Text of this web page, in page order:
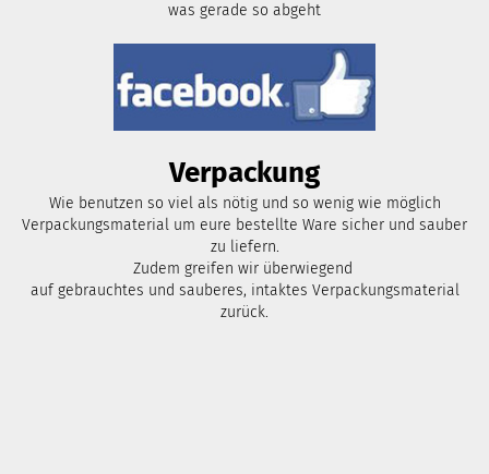
was gerade so abgeht
Verpackung
Wie benutzen so viel als nötig und so wenig wie möglich
Verpackungsmaterial um eure bestellte Ware sicher und sauber
zu liefern.
Zudem greifen wir überwiegend
auf gebrauchtes und sauberes, intaktes Verpackungsmaterial
zurück.